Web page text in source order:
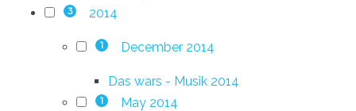
3 2014
1 December 2014
Das wars - Musik 2014
1 May 2014